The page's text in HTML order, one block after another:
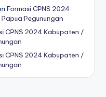
Formasi CPNS 2024
Pegunungan
CPNS 2024 Kabupaten /
CPNS 2024 Kabupaten /